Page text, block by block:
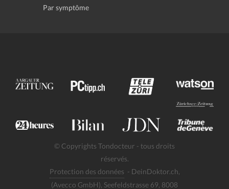
Par symptôme
© Copyrights Tondocteur - tous droits
réservés.
Protection des données - DeinDoktor.ch,
(Avecco GmbH), Seefeldstrasse 69, 8008